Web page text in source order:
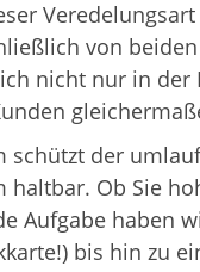
von
nicht nur in der
schützt der
haltbar. Ob Sie
Aufgabe haben
bis hin zu